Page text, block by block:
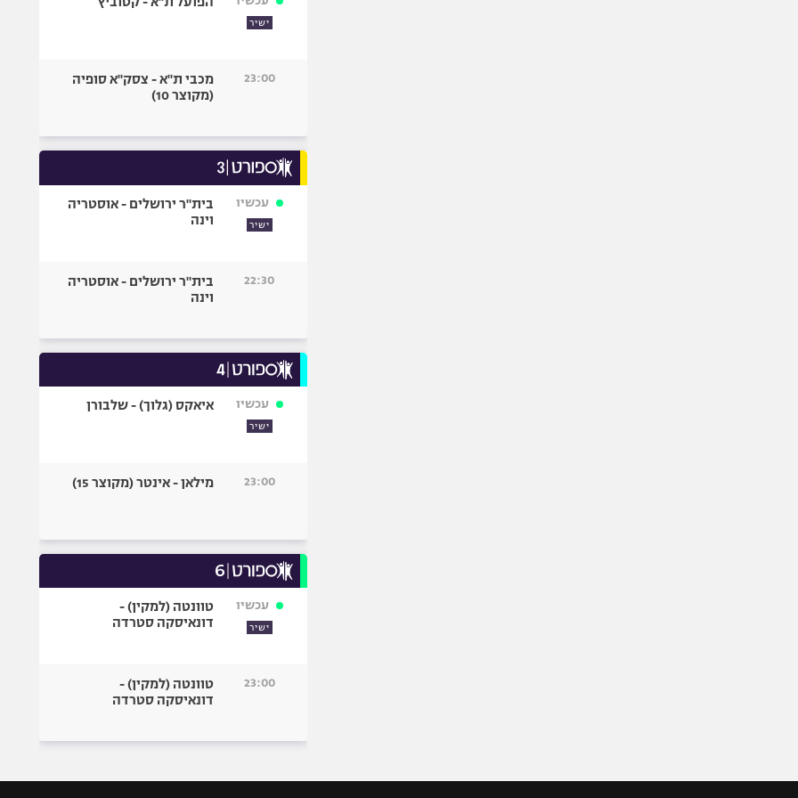
ישיר
23:00
מכבי ת"א - צסק"א סופיה
(מקוצר 10)
עכשיו
ישיר
בית"ר ירושלים - אוסטריה
וינה
22:30
בית"ר ירושלים - אוסטריה
וינה
עכשיו
ישיר
איאקס (גלוך) - שלבורן
23:00 מילאן - אינטר (מקוצר 15)
עכשיו
ישיר
טוונטה (למקין) -
דונאיסקה סטרדה
23:00
טוונטה (למקין) -
דונאיסקה סטרדה